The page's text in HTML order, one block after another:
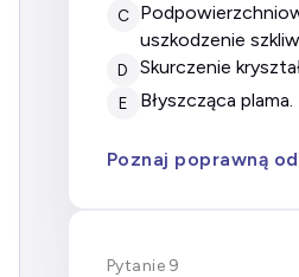
C
podpowierzchniowe
uszkodzenie
D skurczenie
E błyszcząca plama.
Poznaj poprawną
Pytanie 9